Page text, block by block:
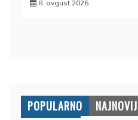
8. avgust 2026.
POPULARNO